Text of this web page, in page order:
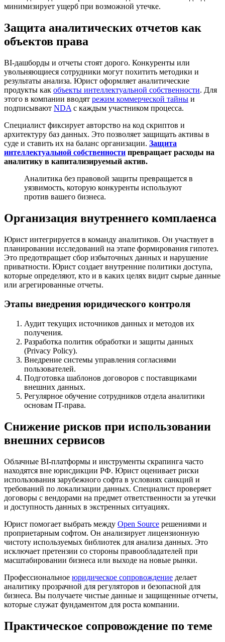
минимизирует ущерб при возможной утечке.
Защита аналитических отчетов как
объектов права
BI-дашборды и отчеты стоят дорого. Конкуренты или
увольняющиеся сотрудники могут похитить методики и
результаты анализа. Юрист оформляет аналитические
продукты как объекты интеллектуальной собственности. Для
этого в компании вводят режим коммерческой тайны и
подписывают NDA с каждым участником процесса.
Специалист фиксирует авторство на код скриптов и
архитектуру баз данных. Это позволяет защищать активы в
суде и ставить их на баланс организации. Защита
интеллектуальной собственности превращает расходы на
аналитику в капитализируемый актив.
Аналитика без правовой защиты превращается в
уязвимость, которую конкуренты используют
против вашего бизнеса.
Организация внутреннего комплаенса
Юрист интегрируется в команду аналитиков. Он участвует в
планировании исследований на этапе формирования гипотез.
Это предотвращает сбор избыточных данных и нарушение
приватности. Юрист создает внутренние политики доступа,
которые определяют, кто и в каких целях видит сырые данные
или агрегированные отчеты.
Этапы внедрения юридического контроля
Аудит текущих источников данных и методов их
получения.
Разработка политик обработки и защиты данных
(Privacy Policy).
Внедрение системы управления согласиями
пользователей.
Подготовка шаблонов договоров с поставщиками
внешних данных.
Регулярное обучение сотрудников отдела аналитики
основам IT-права.
Снижение рисков при использовании
внешних сервисов
Облачные BI-платформы и инструменты скрапинга часто
находятся вне юрисдикции РФ. Юрист оценивает риски
использования зарубежного софта в условиях санкций и
требований по локализации данных. Специалист проверяет
договоры с вендорами на предмет ответственности за утечки
и доступность данных в экстренных ситуациях.
Юрист помогает выбрать между Open Source решениями и
проприетарным софтом. Он анализирует лицензионную
чистоту используемых библиотек для анализа данных. Это
исключает претензии со стороны правообладателей при
масштабировании бизнеса или выходе на новые рынки.
Профессиональное юридическое сопровождение делает
аналитику прозрачной для регуляторов и безопасной для
бизнеса. Вы получаете чистые данные и защищенные отчеты,
которые служат фундаментом для роста компании.
Практическое сопровождение по теме